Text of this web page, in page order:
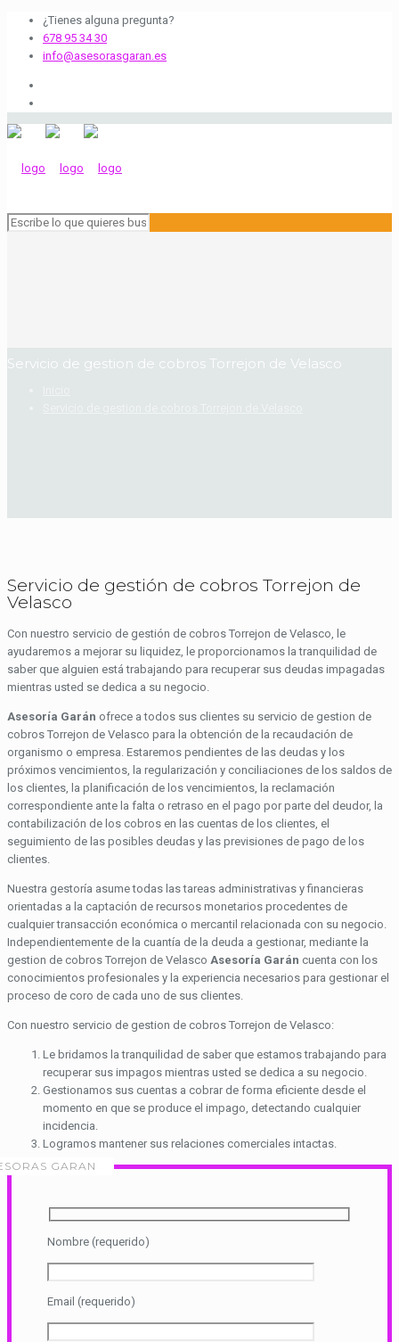
¿Tienes alguna pregunta?
678 95 34 30
info@asesorasgaran.es
Servicio de gestion de cobros Torrejon de Velasco
Servicio de gestión de cobros Torrejon de
Velasco
Con nuestro servicio de gestión de cobros Torrejon de Velasco, le
ayudaremos a mejorar su liquidez, le proporcionamos la tranquilidad de
saber que alguien está trabajando para recuperar sus deudas impagadas
mientras usted se dedica a su negocio.
Asesoría Garán ofrece a todos sus clientes su servicio de gestion de
cobros Torrejon de Velasco para la obtención de la recaudación de
organismo o empresa. Estaremos pendientes de las deudas y los
próximos vencimientos, la regularización y conciliaciones de los saldos de
los clientes, la planificación de los vencimientos, la reclamación
correspondiente ante la falta o retraso en el pago por parte del deudor, la
contabilización de los cobros en las cuentas de los clientes, el
seguimiento de las posibles deudas y las previsiones de pago de los
clientes.
Nuestra gestoría asume todas las tareas administrativas y financieras
orientadas a la captación de recursos monetarios procedentes de
cualquier transacción económica o mercantil relacionada con su negocio.
Independientemente de la cuantía de la deuda a gestionar, mediante la
gestion de cobros Torrejon de Velasco Asesoría Garán cuenta con los
conocimientos profesionales y la experiencia necesarios para gestionar el
proceso de coro de cada uno de sus clientes.
Con nuestro servicio de gestion de cobros Torrejon de Velasco:
Le bridamos la tranquilidad de saber que estamos trabajando para
recuperar sus impagos mientras usted se dedica a su negocio.
Gestionamos sus cuentas a cobrar de forma eficiente desde el
momento en que se produce el impago, detectando cualquier
incidencia.
Logramos mantener sus relaciones comerciales intactas.
GARAN
Nombre (requerido)
Email (requerido)